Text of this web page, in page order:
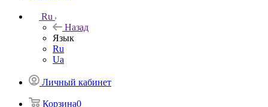
Ru
Назад
Язык
Ru
Ua
Личный кабинет
Корзина0